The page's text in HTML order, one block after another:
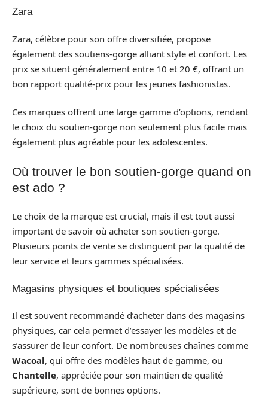
Zara
Zara, célèbre pour son offre diversifiée, propose
également des soutiens-gorge alliant style et confort. Les
prix se situent généralement entre 10 et 20 €, offrant un
bon rapport qualité-prix pour les jeunes fashionistas.
Ces marques offrent une large gamme d’options, rendant
le choix du soutien-gorge non seulement plus facile mais
également plus agréable pour les adolescentes.
Où trouver le bon soutien-gorge quand on
est ado ?
Le choix de la marque est crucial, mais il est tout aussi
important de savoir où acheter son soutien-gorge.
Plusieurs points de vente se distinguent par la qualité de
leur service et leurs gammes spécialisées.
Magasins physiques et boutiques spécialisées
Il est souvent recommandé d’acheter dans des magasins
physiques, car cela permet d’essayer les modèles et de
s’assurer de leur confort. De nombreuses chaînes comme
Wacoal, qui offre des modèles haut de gamme, ou
Chantelle, appréciée pour son maintien de qualité
supérieure, sont de bonnes options.